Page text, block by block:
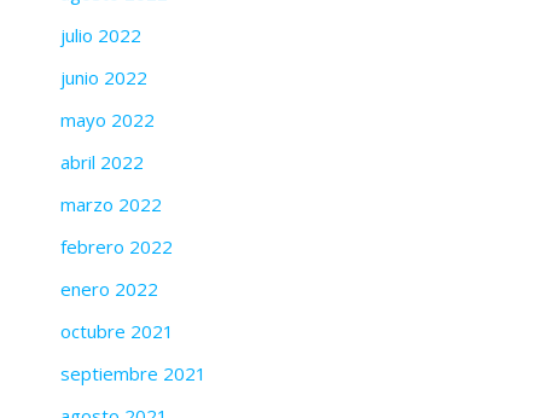
julio 2022
junio 2022
mayo 2022
abril 2022
marzo 2022
febrero 2022
enero 2022
octubre 2021
septiembre 2021